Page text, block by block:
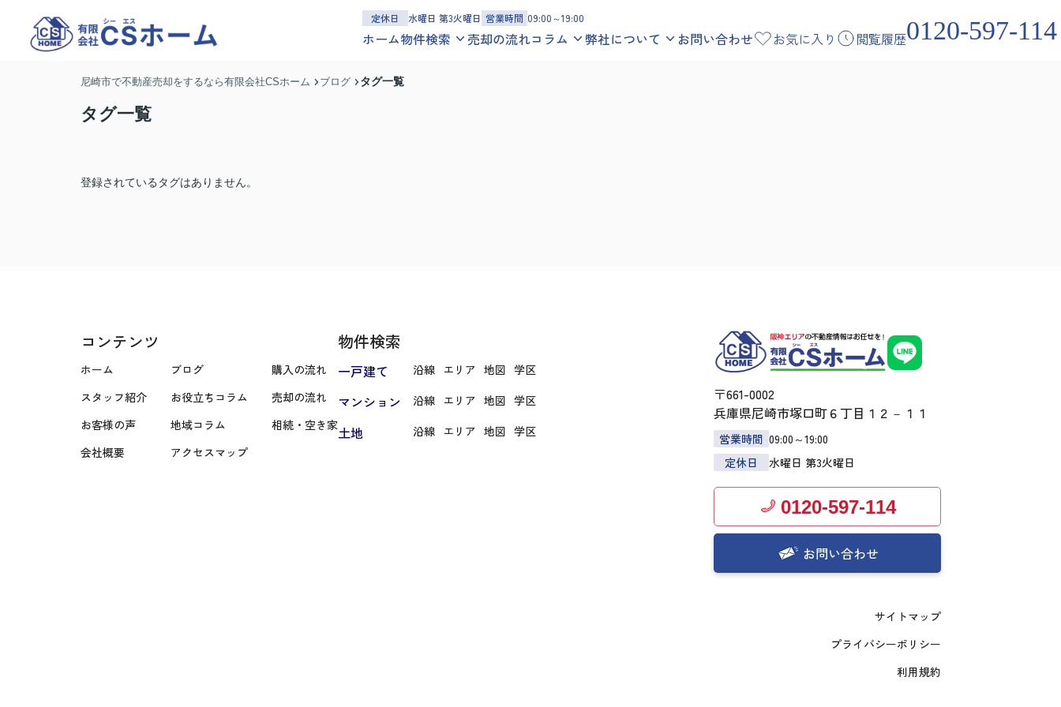
定休日 水曜日 第3火曜日 営業時間 09:00～19:00
ホーム物件検索
沿線エリア
売却の流れコラム 弊社について お問い合わせ お気に入り 閲覧履歴0120-597-114
尼崎市で不動産売却をするなら有限会社CSホーム ブログ タグ一覧
タグ一覧
登録されているタグはありません。
コンテンツ
ホーム ブログ
購入の流れ
スタッフ紹介
お役立ちコラム
売却の流れ
お客様の声
地域コラム
相続・空き家
会社概要
アクセスマップ
物件検索
一戸建て 沿線 エリア 地図 学区
マンション 沿線 エリア 地図 学区
土地 沿線 エリア 地図 学区
〒661-0002
兵庫県尼崎市塚口町６丁目１２－１１
営業時間 09:00～19:00
定休日
水曜日 第3火曜日
0120-597-114
お問い合わせ
サイトマップ
プライバシーポリシー
利用規約